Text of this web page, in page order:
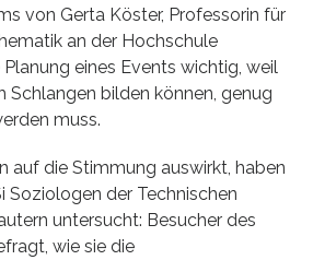
von Gerta Köster, Professorin für
an der Hochschule
eines Events wichtig, weil
Schlangen bilden können, genug
muss.
auf die Stimmung auswirkt, haben
Soziologen der Technischen
untersucht: Besucher des
wie sie die